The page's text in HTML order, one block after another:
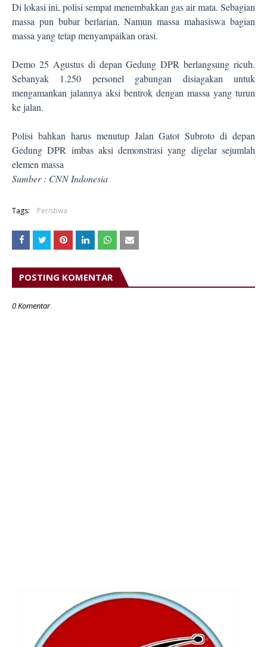
Di lokasi ini, polisi sempat menembakkan gas air mata. Sebagian
massa pun bubar berlarian. Namun massa mahasiswa bagian
massa yang tetap menyampaikan orasi.
Demo 25 Agustus di depan Gedung DPR berlangsung ricuh.
Sebanyak 1.250 personel gabungan disiagakan untuk
mengamankan jalannya aksi bentrok dengan massa yang turun
ke jalan.
Polisi bahkan harus menutup Jalan Gatot Subroto di depan
Gedung DPR imbas aksi demonstrasi yang digelar sejumlah
elemen massa
Sumber : CNN Indonesia
Tags: Peristiwa
POSTING KOMENTAR
0 Komentar